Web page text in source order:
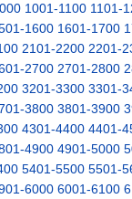
1001-1100 1101-
1600 1601-1700
2101-2200 2201-
2700 2701-2800
3201-3300 3301-
3800 3801-3900
4301-4400 4401-
4900 4901-5000
5401-5500 5501-
6000 6001-6100